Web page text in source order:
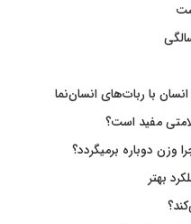
با ربات‌های انسان‌نما
مفید است؟
وزن دوباره برمیگردد؟
بهتر